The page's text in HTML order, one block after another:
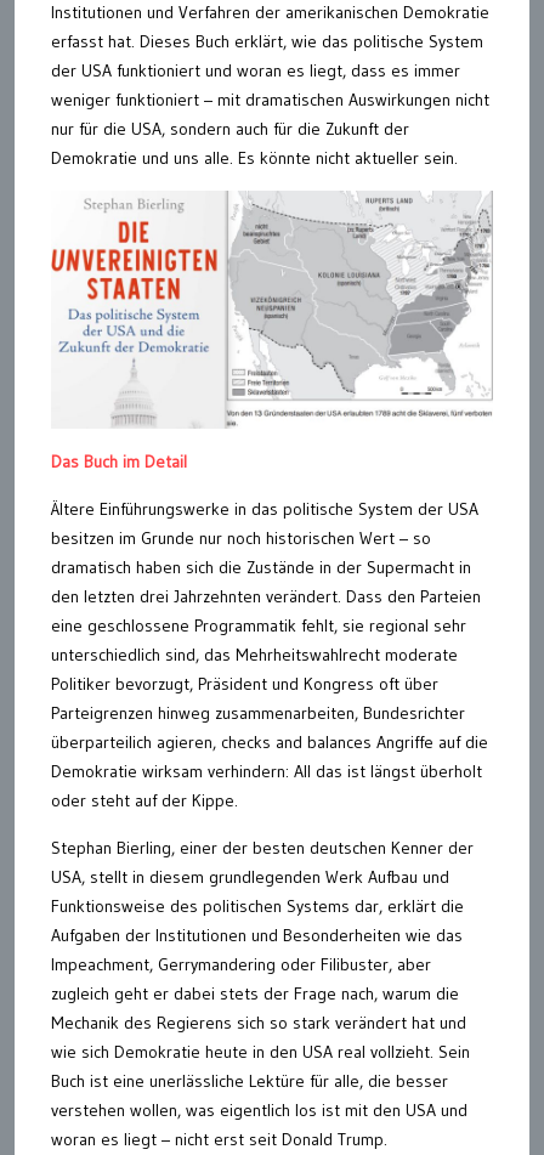
Institutionen und Verfahren der amerikanischen Demokratie
erfasst hat. Dieses Buch erklärt, wie das politische System
der USA funktioniert und woran es liegt, dass es immer
weniger funktioniert – mit dramatischen Auswirkungen nicht
nur für die USA, sondern auch für die Zukunft der
Demokratie und uns alle. Es könnte nicht aktueller sein.
Das Buch im Detail
Ältere Einführungswerke in das politische System der USA
besitzen im Grunde nur noch historischen Wert – so
dramatisch haben sich die Zustände in der Supermacht in
den letzten drei Jahrzehnten verändert. Dass den Parteien
eine geschlossene Programmatik fehlt, sie regional sehr
unterschiedlich sind, das Mehrheitswahlrecht moderate
Politiker bevorzugt, Präsident und Kongress oft über
Parteigrenzen hinweg zusammenarbeiten, Bundesrichter
überparteilich agieren, checks and balances Angriffe auf die
Demokratie wirksam verhindern: All das ist längst überholt
oder steht auf der Kippe.
Stephan Bierling, einer der besten deutschen Kenner der
USA, stellt in diesem grundlegenden Werk Aufbau und
Funktionsweise des politischen Systems dar, erklärt die
Aufgaben der Institutionen und Besonderheiten wie das
Impeachment, Gerrymandering oder Filibuster, aber
zugleich geht er dabei stets der Frage nach, warum die
Mechanik des Regierens sich so stark verändert hat und
wie sich Demokratie heute in den USA real vollzieht. Sein
Buch ist eine unerlässliche Lektüre für alle, die besser
verstehen wollen, was eigentlich los ist mit den USA und
woran es liegt – nicht erst seit Donald Trump.